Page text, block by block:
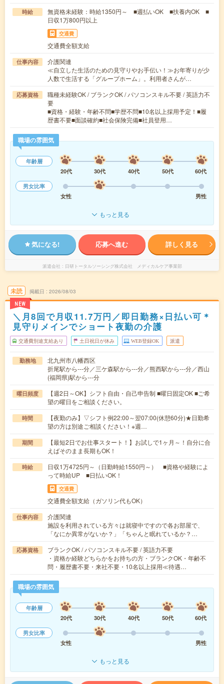
時給
無資格未経験：時給1350円～ ■週払いOK ■扶養内OK ■
日収1万800円以上
交通費
交通費全額支給
仕事内容
介護関連
≪自立した生活のための見守りやお手伝い！≫お年寄りが少
人数で生活する「グループホーム」。利用者さんが…
応募資格
職種未経験OK / ブランクOK / パソコンスキル不要 / 英語力不
要
■資格・経験・年齢不問■学歴不問■10名以上採用予定！■履
歴書不要■面談確約■社会保険完備■社員登用…
職場の雰囲気
年齢層
20代
30代 40代 50代
60代
男女比率
女性
男性
もっと見る
気になる! 応募へ進む 詳しく見る
派遣会社 日研トータルソーシング株式会社 メディカルケア事業部
未読
NEW
掲載日 2026/08/03
＼月8回で月収11.7万円／即日勤務×日払い可＊
見守りメインでショート夜勤の介護
交通費別途支給あり 土日祝日が休み WEB登録OK 派遣
勤務地
北九州市八幡西区
折尾駅から---分／三ケ森駅から---分／熊西駅から---分／西山
(福岡県)駅から---分
曜日頻度
【週2日～OK】シフト自由・自己申告制 ■曜日固定OK ■ご希
望の曜日をご相談ください。
時間
【夜勤のみ】▽シフト例22:00～翌07:00(休憩60分)★日勤希
望の方は別途ご相談ください！※週…
期間
【最短2日でお仕事スタート！】お試しで1ヶ月～！自分に合
えばそのまま長期もOK！
時給
日収1万4725円～（日勤時給1550円～） ■資格や経験によ
って時給UP ■日払いOK！
交通費
交通費全額支給（ガソリン代もOK）
仕事内容
介護関連
施設を利用されている方々は就寝中ですので各お部屋で、
「なにか異常がないか？」「ちゃんと眠れているか？…
応募資格
ブランクOK / パソコンスキル不要 / 英語力不要
・資格か経験どちらかをお持ちの方・ブランクOK・年齢不
問・履歴書不要・来社不要・10名以上採用≪待遇…
職場の雰囲気
年齢層
20代
30代 40代 50代
60代
男女比率
女性
男性
もっと見る